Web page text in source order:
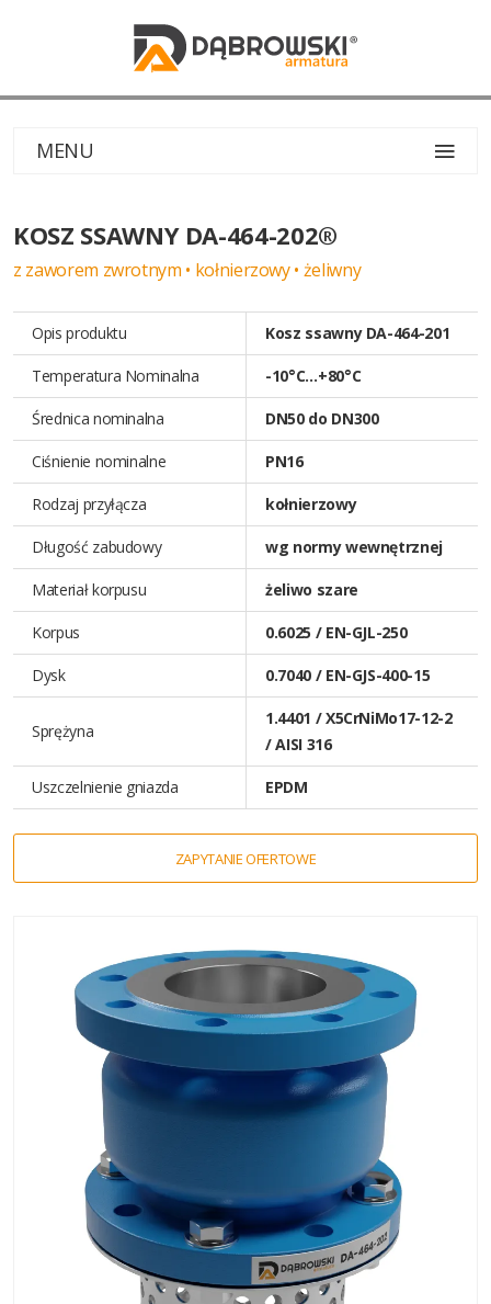
MENU
KOSZ SSAWNY DA-464-202®
z zaworem zwrotnym • kołnierzowy • żeliwny
Opis produktu Kosz ssawny DA-464-201
Temperatura Nominalna -10°C…+80°C
Średnica nominalna DN50 do DN300
Ciśnienie nominalne PN16
Rodzaj przyłącza kołnierzowy
Długość zabudowy wg normy wewnętrznej
Materiał korpusu żeliwo szare
Korpus 0.6025 / EN-GJL-250
Dysk 0.7040 / EN-GJS-400-15
Sprężyna
1.4401 / X5CrNiMo17-12-2
/ AISI 316
Uszczelnienie gniazda EPDM
ZAPYTANIE OFERTOWE